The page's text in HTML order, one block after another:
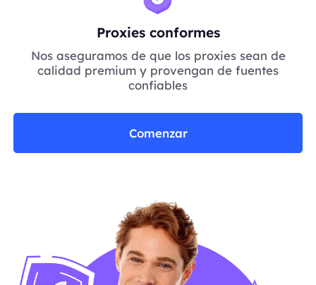
Proxies conformes
Nos aseguramos de que los proxies sean de
calidad premium y provengan de fuentes
confiables
Comenzar